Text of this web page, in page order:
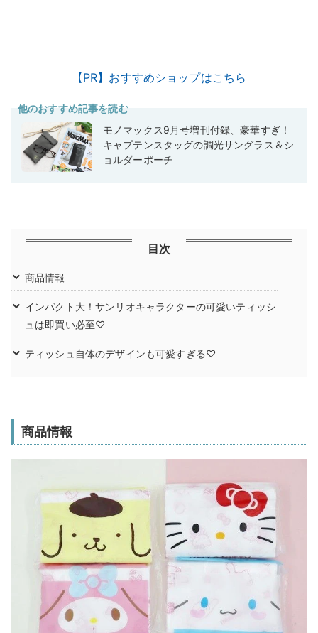
【PR】おすすめショップはこちら
他のおすすめ記事を読む
モノマックス9月号増刊付録、豪華すぎ！
キャプテンスタッグの調光サングラス＆シ
ョルダーポーチ
目次
商品情報
インパクト大！サンリオキャラクターの可愛いティッシ
ュは即買い必至♡
ティッシュ自体のデザインも可愛すぎる♡
商品情報